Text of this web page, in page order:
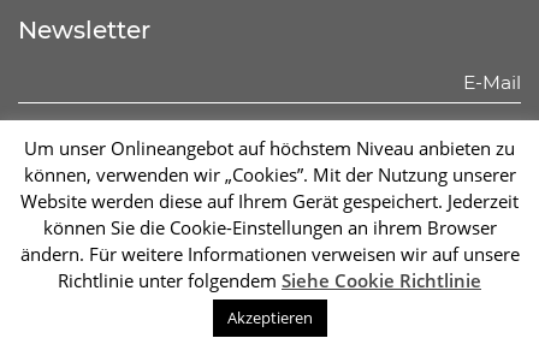
Newsletter
Informationen bekannt gemacht habe:
Mehr sehen
Abonnieren
2026 © Instytut Polski w Berlinie | Wykonanie:
Um unser Onlineangebot auf höchstem Niveau anbieten zu
können, verwenden wir „Cookies”. Mit der Nutzung unserer
Website werden diese auf Ihrem Gerät gespeichert. Jederzeit
können Sie die Cookie-Einstellungen an ihrem Browser
ändern. Für weitere Informationen verweisen wir auf unsere
Richtlinie unter folgendem Siehe Cookie Richtlinie
Akzeptieren